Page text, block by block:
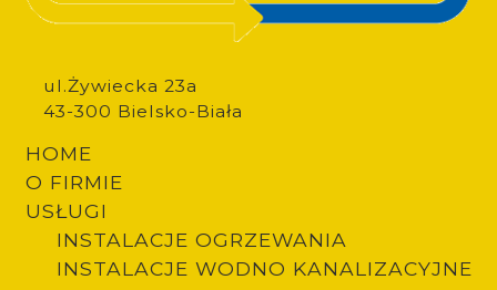
ul.Żywiecka 23a
43-300 Bielsko-Biała
Footer
HOME
O FIRMIE
USŁUGI
INSTALACJE OGRZEWANIA
INSTALACJE WODNO KANALIZACYJNE